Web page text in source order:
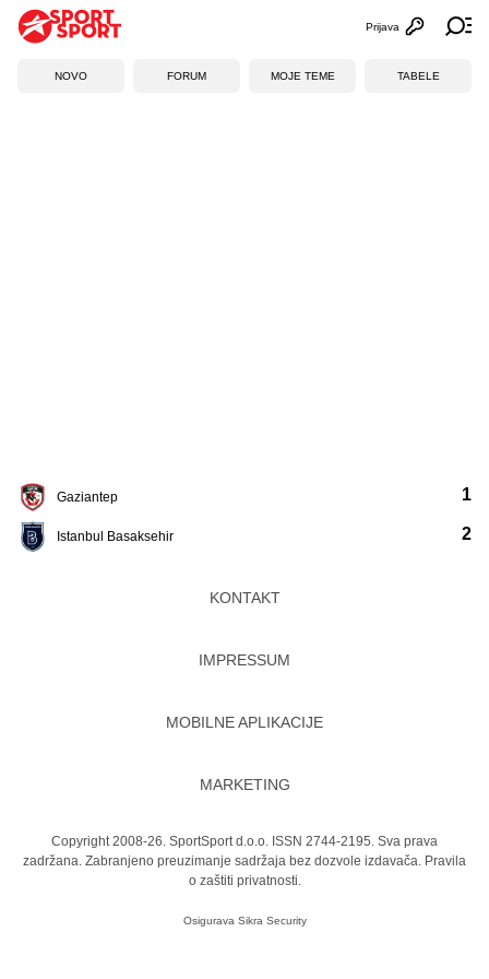
Otvori
Prijava
NOVO FORUM MOJE TEME TABELE
Gaziantep
Istanbul Basaksehir
1
2
KONTAKT
IMPRESSUM
MOBILNE APLIKACIJE
MARKETING
Copyright 2008-26. SportSport d.o.o. ISSN 2744-2195. Sva prava
zadržana. Zabranjeno preuzimanje sadržaja bez dozvole izdavača. Pravila
o zaštiti privatnosti.
Osigurava Sikra Security